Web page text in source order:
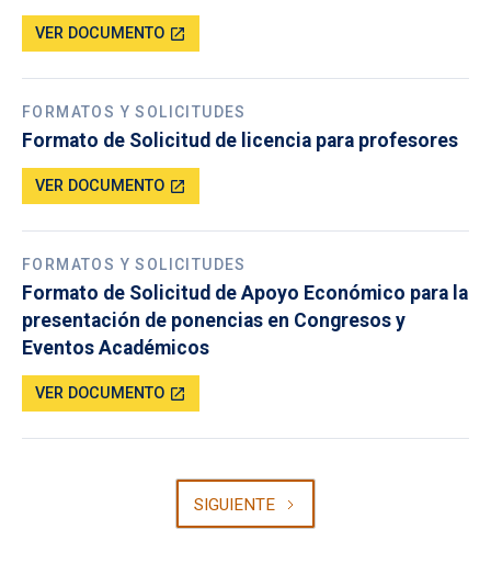
VER DOCUMENTO open_in_new
FORMATOS Y SOLICITUDES
Formato de Solicitud de licencia para profesores
VER DOCUMENTO open_in_new
FORMATOS Y SOLICITUDES
Formato de Solicitud de Apoyo Económico para la
presentación de ponencias en Congresos y
Eventos Académicos
VER DOCUMENTO open_in_new
SIGUIENTE